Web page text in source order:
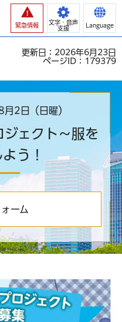
緊急情報
文字・音声
支援
Language
更新日：2026年6月23日
ページID：179379
2日（日曜）
ェクト～服を
う！
ーム